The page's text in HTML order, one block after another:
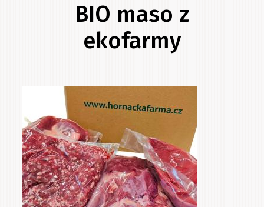
Jídlo a pití
Na sebe
Do domu a bytu
BIO maso z
ekofarmy
Hlavní
záložky